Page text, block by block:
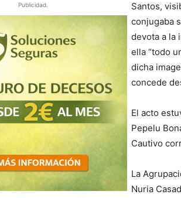
Publicidad.
Santos,
conjugaba
devota a la
ella “todo
dicha
concede
El acto
Pepelu
Cautivo
La
Nuria